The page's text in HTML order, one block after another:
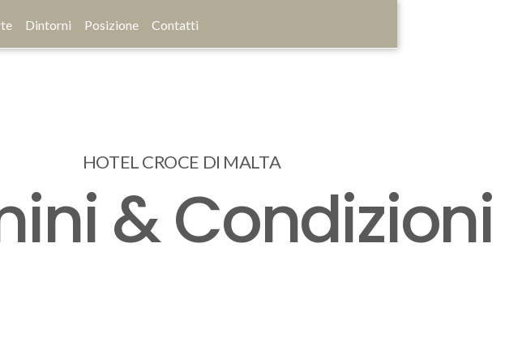
Dintorni Posizione Contatti
HOTEL CROCE DI MALTA
& Condizioni